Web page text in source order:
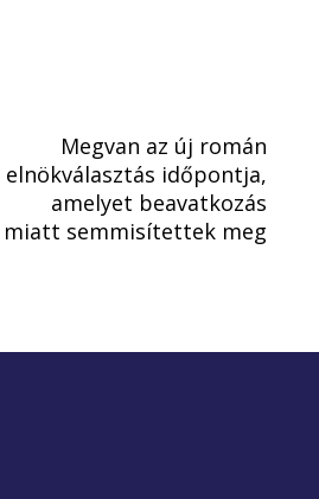
Megvan az új román
elnökválasztás időpontja,
amelyet beavatkozás
miatt semmisítettek meg